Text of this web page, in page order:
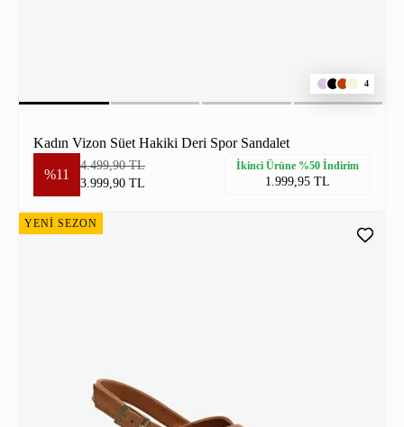
4
Kadın Vizon Süet Hakiki Deri Spor Sandalet
%11
4.499,90 TL
3.999,90 TL
İkinci Ürüne %50 İndirim
1.999,95 TL
YENİ SEZON